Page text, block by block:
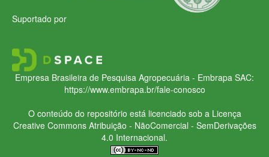
Suportado por
Empresa Brasileira de Pesquisa Agropecuária - Embrapa SAC:
https://www.embrapa.br/fale-conosco
O conteúdo do repositório está licenciado sob a Licença
Creative CommonsAtribuição - NãoComercial - SemDerivações
4.0 Internacional.